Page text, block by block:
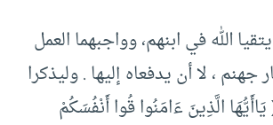
الله في ابنهم، وواجبهما العمل
جهنم ، لا أن يدفعاه إليها . وليذكرا
الَّذِينَ ءَامَنُوا قُوا أَنْفُسَكُمْ